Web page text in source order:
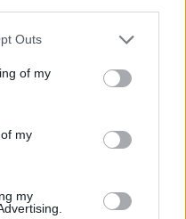
Outs
of my
my
my
η παρουσίαση του
ΕΛ.Α.Σ. στη
νέα δάνεια το 2026
των